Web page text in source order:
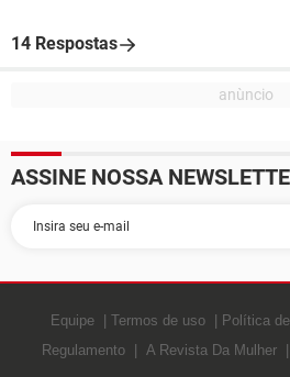
14 Respostas
ASSINE NOSSA
Equipe Termos de uso Política
Regulamento
A Revista Da Mulher